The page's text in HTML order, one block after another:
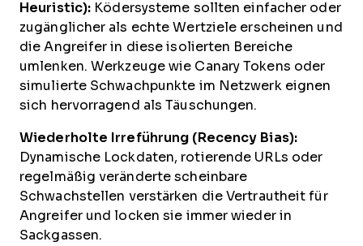
Heuristic): Ködersysteme sollten einfacher oder
zugänglicher als echte Wertziele erscheinen und
die Angreifer in diese isolierten Bereiche
umlenken. Werkzeuge wie Canary Tokens oder
simulierte Schwachpunkte im Netzwerk eignen
sich hervorragend als Täuschungen.
Wiederholte Irreführung (Recency Bias):
Dynamische Lockdaten, rotierende URLs oder
regelmäßig veränderte scheinbare
Schwachstellen verstärken die Vertrautheit für
Angreifer und locken sie immer wieder in
Sackgassen.